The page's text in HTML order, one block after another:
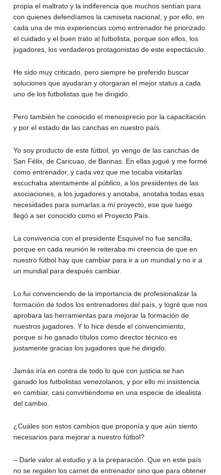
propia el maltrato y la indiferencia que muchos sentían para
con quienes defendíamos la camiseta nacional, y por ello, en
cada una de mis experiencias como entrenador he priorizado
el cuidado y el buen trato al futbolista, porque son ellos, los
jugadores, los verdaderos protagonistas de este espectáculo.
He sido muy criticado, pero siempre he preferido buscar
soluciones que ayudaran y otorgaran el mejor status a cada
uno de los futbolistas que he dirigido.
Pero también he conocido el menosprecio por la capacitación
y por el estado de las canchas en nuestro país.
Yo soy producto de este fútbol, yo vengo de las canchas de
San Félix, de Caricuao, de Barinas. En ellas jugué y me formé
como entrenador, y cada vez que me tocaba visitarlas
escuchaba atentamente al público, a los presidentes de las
asociaciones, a los jugadores y anotaba, anotaba todas esas
necesidades para sumarlas a mi proyecto, ese que luego
llegó a ser conocido como el Proyecto País.
La convivencia con el presidente Esquivel no fue sencilla,
porque en cada reunión le reiteraba mi creencia de que en
nuestro fútbol hay que cambiar para ir a un mundial y no ir a
un mundial para después cambiar.
Lo fui convenciendo de la importancia de profesionalizar la
formación de todos los entrenadores del país, y logré que nos
aprobara las herramientas para mejorar la formación de
nuestros jugadores. Y lo hice desde el convencimiento,
porque si he ganado títulos como director técnico es
justamente gracias los jugadores que he dirigido.
Jamás iría en contra de todo lo que con justicia se han
ganado los futbolistas venezolanos, y por ello mi insistencia
en cambiar, casi convirtiéndome en una especie de idealista
del cambio.
¿Cuáles son estos cambios que proponía y que aún siento
necesarios para mejorar a nuestro fútbol?
– Darle valor al estudio y a la preparación. Que en este país
no se regalen los carnet de entrenador sino que para obtener